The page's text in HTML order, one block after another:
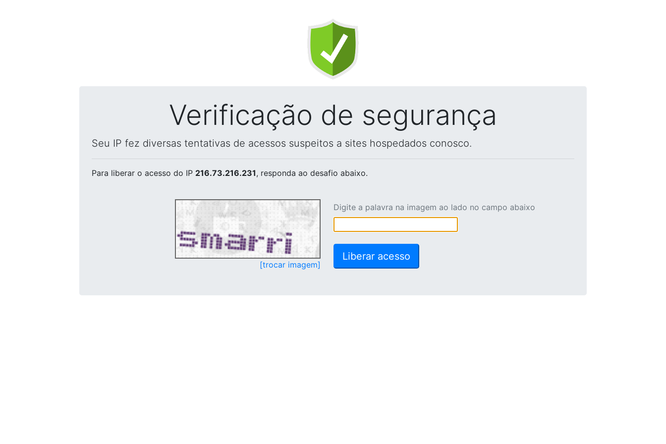
Verificação de segurança
Seu IP fez diversas tentativas de acessos suspeitos a sites hospedados conosco.
Para liberar o acesso do IP 216.73.216.231, responda ao desafio abaixo.
[trocar imagem]
Digite a palavra na imagem ao lado no campo abaixo